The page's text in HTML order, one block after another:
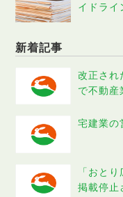
イドライ
新着記事
改正され
で不動産
宅建業の
「おと
掲載停止